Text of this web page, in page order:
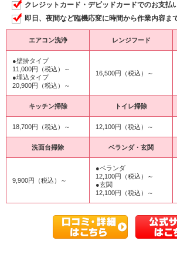
クレジットカード・デビッドカードでのお支払
即日、夜間など臨機応変に時間から作業内容ま
エアコン洗浄 レンジフード
●壁掛タイプ
11,000円（税込）～
●埋込タイプ
20,900円（税込）～
16,500円（税込）～
キッチン掃除 トイレ掃除
18,700円（税込）～ 12,100円（税込）～
洗面台掃除 ベランダ・玄関
9,900円（税込）～
●ベランダ
12,100円（税込）～
●玄関
12,100円（税込）～